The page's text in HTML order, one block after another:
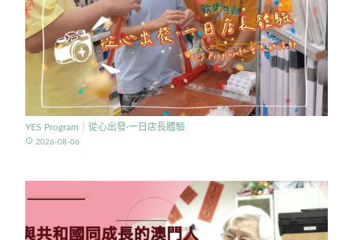
YES Program｜從心出發·一日店長體驗
access_time 2026-08-06